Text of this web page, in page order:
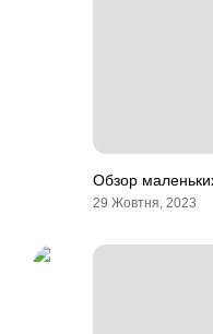
Обзор
29 Жовтня, 2023